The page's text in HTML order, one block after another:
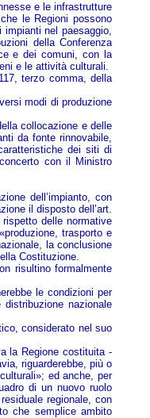
e le infrastrutture
le Regioni possono
nel paesaggio,
della Conferenza
e dei comuni, con la
e le attività culturali.
terzo comma, della
modi di produzione
collocazione e delle
da fonte rinnovabile,
dei siti di
con il Ministro
dell’impianto, con
il disposto dell’art.
delle normative
trasporto e
la conclusione
Costituzione.
risultino formalmente
le condizioni per
nazionale
considerato nel suo
la Regione costituita -
riguarderebbe, più o
ed anche, per
di un nuovo ruolo
regionale, con
che semplice ambito